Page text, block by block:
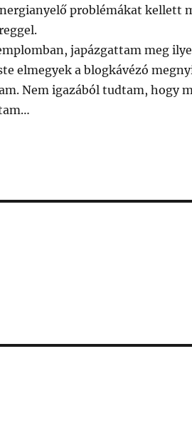
problémákat kellett
japázgattam meg
elmegyek a blogkávézó
Nem igazából tudtam, hogy